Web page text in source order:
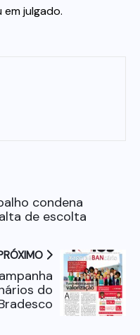
julgado.
condena
de escolta
do